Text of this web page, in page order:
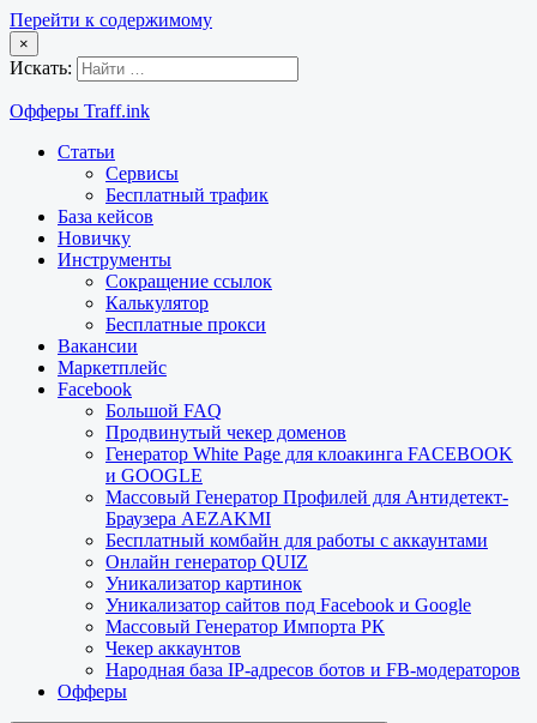
Перейти к содержимому
×
Искать:
Офферы Traff.ink
Статьи
Сервисы
Бесплатный трафик
База кейсов
Новичку
Инструменты
Сокращение ссылок
Калькулятор
Бесплатные прокси
Вакансии
Маркетплейс
Facebook
Большой FAQ
Продвинутый чекер доменов
Генератор White Page для клоакинга FACEBOOK
и GOOGLE
Массовый Генератор Профилей для Антидетект-
Браузера AEZAKMI
Бесплатный комбайн для работы с аккаунтами
Онлайн генератор QUIZ
Уникализатор картинок
Уникализатор сайтов под Facebook и Google
Массовый Генератор Импорта РК
Чекер аккаунтов
Народная база IP-адресов ботов и FB-модераторов
Офферы